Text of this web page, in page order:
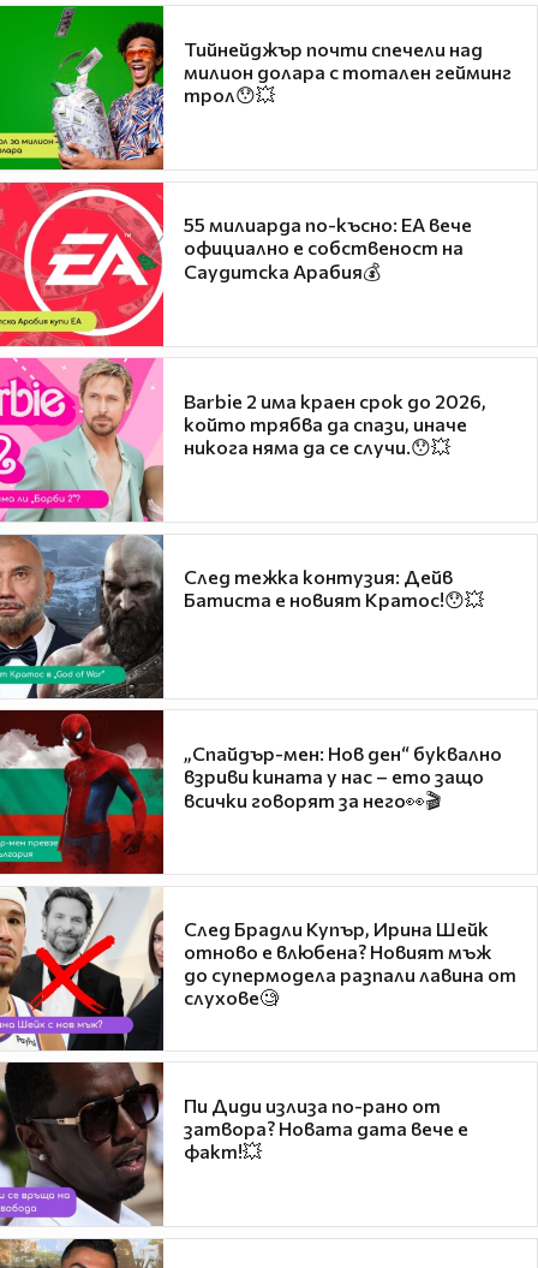
Тийнейджър почти спечели над
милион долара с тотален гейминг
трол😯💥
55 милиарда по-късно: EA вече
официално е собственост на
Саудитска Арабия💰
Barbie 2 има краен срок до 2026,
който трябва да спази, иначе
никога няма да се случи.😯💥
След тежка контузия: Дейв
Батиста е новият Кратос!😯💥
„Спайдър-мен: Нов ден“ буквално
взриви кината у нас – ето защо
всички говорят за него👀🎬
След Брадли Купър, Ирина Шейк
отново е влюбена? Новият мъж
до супермодела разпали лавина от
слухове🧐
Пи Диди излиза по-рано от
затвора? Новата дата вече е
факт!💥